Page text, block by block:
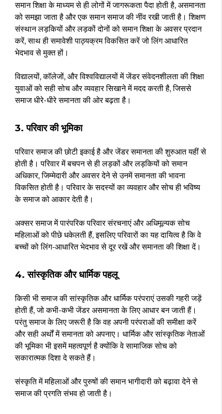
समान शिक्षा के माध्यम से ही लोगों में जागरूकता पैदा होती है, असमानता
को समझा जाता है और एक समान समाज की नींव रखी जाती है। शिक्षण
संस्थान लड़कियों और लड़कों दोनों को समान शिक्षा के अवसर प्रदान
करें, साथ ही समावेशी पाठ्यक्रम विकसित करें जो लिंग आधारित
भेदभाव से मुक्त हों।
विद्यालयों, कॉलेजों, और विश्वविद्यालयों में जेंडर संवेदनशीलता की शिक्षा
युवाओं को सही सोच और व्यवहार सिखाने में मदद करती है, जिससे
समाज धीरे-धीरे समानता की ओर बढ़ता है।
3. परिवार की भूमिका
परिवार समाज की छोटी इकाई है और जेंडर समानता की शुरुआत यहीं से
होती है। परिवार में बचपन से ही लड़कों और लड़कियों को समान
अधिकार, जिम्मेदारी और अवसर देने से उनमें समानता की भावना
विकसित होती है। परिवार के सदस्यों का व्यवहार और सोच ही भविष्य
के समाज को आकार देती है।
अक्सर समाज में पारंपरिक परिवार संरचनाएं और अधिमूल्यक सोच
महिलाओं को पीछे धकेलती हैं, इसलिए परिवारों का यह दायित्व है कि वे
बच्चों को लिंग-आधारित भेदभाव से दूर रखें और समानता की शिक्षा दें।
4. सांस्कृतिक और धार्मिक पहलू
किसी भी समाज की सांस्कृतिक और धार्मिक परंपराएं उसकी गहरी जड़ें
होती हैं, जो कभी-कभी जेंडर असमानता के लिए आधार बन जाती हैं।
परंतु समाज के लिए जरूरी है कि वह अपनी परंपराओं की समीक्षा करें
और सही अर्थों में समानता को अपनाए। धार्मिक और सांस्कृतिक नेताओं
की भूमिका भी इसमें महत्वपूर्ण है क्योंकि वे सामाजिक सोच को
सकारात्मक दिशा दे सकते हैं।
संस्कृति में महिलाओं और पुरुषों की समान भागीदारी को बढ़ावा देने से
समाज की प्रगति संभव हो जाती है।